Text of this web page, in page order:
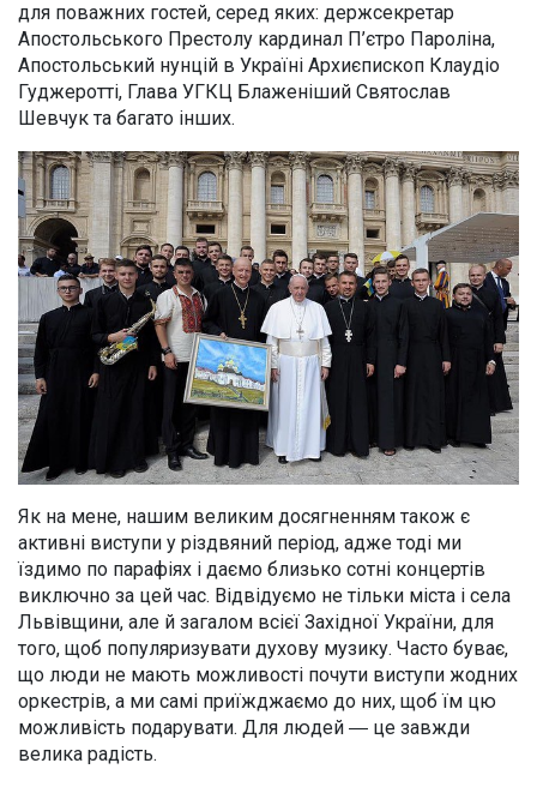
для поважних гостей, серед яких: держсекретар
Апостольського Престолу кардинал П’єтро Пароліна,
Апостольський нунцій в Україні Архиєпископ Клаудіо
Гуджеротті, Глава УГКЦ Блаженіший Святослав
Шевчук та багато інших.
Як на мене, нашим великим досягненням також є
активні виступи у різдвяний період, адже тоді ми
їздимо по парафіях і даємо близько сотні концертів
виключно за цей час. Відвідуємо не тільки міста і села
Львівщини, але й загалом всієї Західної України, для
того, щоб популяризувати духову музику. Часто буває,
що люди не мають можливості почути виступи жодних
оркестрів, а ми самі приїжджаємо до них, щоб їм цю
можливість подарувати. Для людей ― це завжди
велика радість.